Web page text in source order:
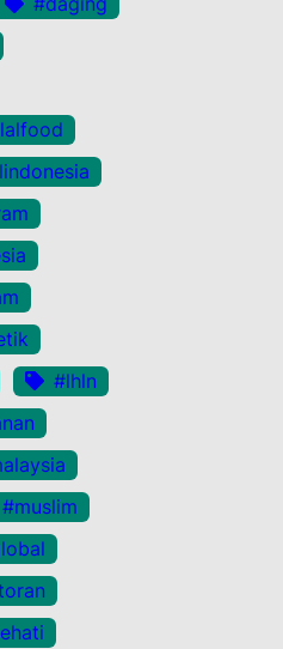
#lhln
#muslim